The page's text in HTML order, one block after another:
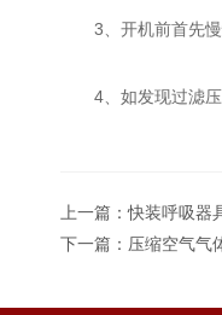
3、开机前首先慢
4、如发现过滤压
上一篇：快装呼吸器
下一篇： 压缩空气气